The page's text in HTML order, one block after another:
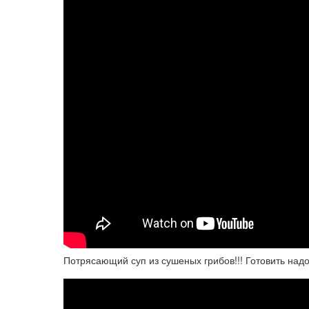
Потрясающий суп из сушеных грибов!!! Готовить надо